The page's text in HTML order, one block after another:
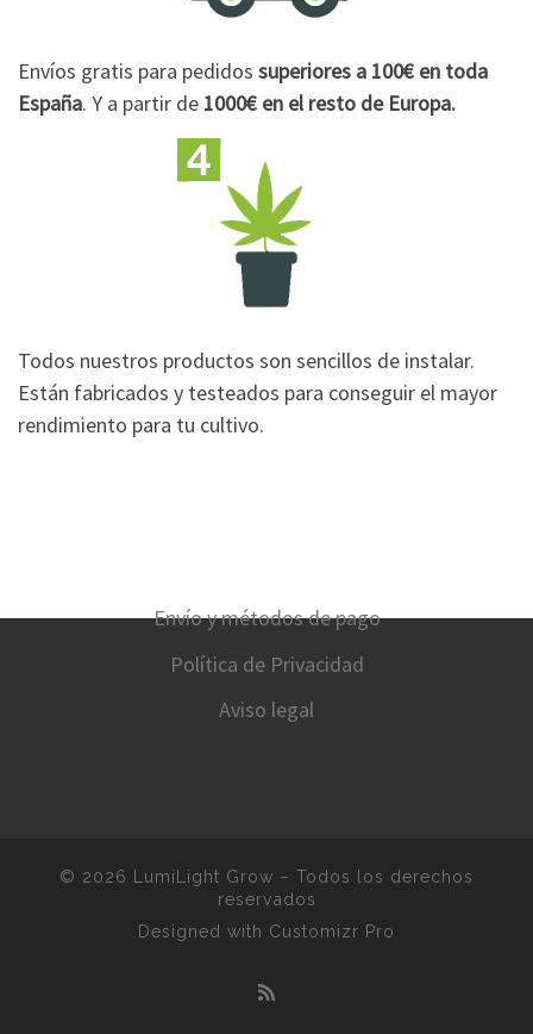
Envíos gratis para pedidos superiores a 100€ en toda
España. Y a partir de 1000€ en el resto de Europa.
Todos nuestros productos son sencillos de instalar.
Están fabricados y testeados para conseguir el mayor
rendimiento para tu cultivo.
Envío y métodos de pago
Política de Privacidad
Aviso legal
© 2026 LumiLight Grow – Todos los derechos
reservados
Designed with Customizr Pro